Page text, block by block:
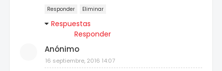
Responder Eliminar
Respuestas
Responder
Anónimo
16 septiembre, 2016 14:07